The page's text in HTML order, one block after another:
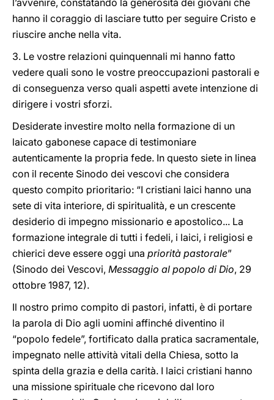
l’avvenire, constatando la generosità dei giovani che
hanno il coraggio di lasciare tutto per seguire Cristo e
riuscire anche nella vita.
3. Le vostre relazioni quinquennali mi hanno fatto
vedere quali sono le vostre preoccupazioni pastorali e
di conseguenza verso quali aspetti avete intenzione di
dirigere i vostri sforzi.
Desiderate investire molto nella formazione di un
laicato gabonese capace di testimoniare
autenticamente la propria fede. In questo siete in linea
con il recente Sinodo dei vescovi che considera
questo compito prioritario: “I cristiani laici hanno una
sete di vita interiore, di spiritualità, e un crescente
desiderio di impegno missionario e apostolico... La
formazione integrale di tutti i fedeli, i laici, i religiosi e
chierici deve essere oggi una priorità pastorale”
(Sinodo dei Vescovi, Messaggio al popolo di Dio, 29
ottobre 1987, 12).
Il nostro primo compito di pastori, infatti, è di portare
la parola di Dio agli uomini affinché diventino il
“popolo fedele”, fortificato dalla pratica sacramentale,
impegnato nelle attività vitali della Chiesa, sotto la
spinta della grazia e della carità. I laici cristiani hanno
una missione spirituale che ricevono dal loro